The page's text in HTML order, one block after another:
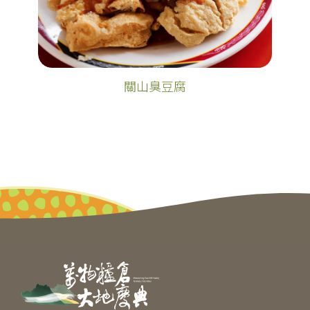
關山臭豆腐